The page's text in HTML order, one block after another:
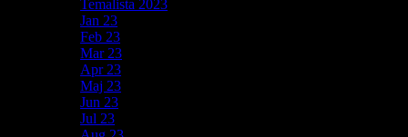
Temalista 2023
Jan 23
Feb 23
Mar 23
Apr 23
Maj 23
Jun 23
Jul 23